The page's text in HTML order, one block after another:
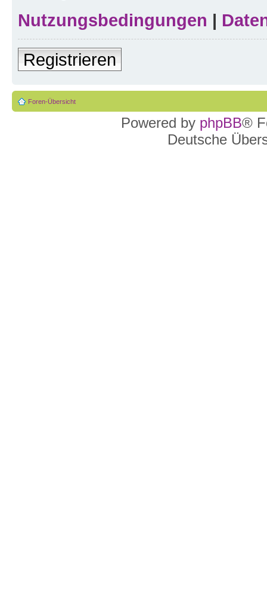
Nutzungsbedingungen |
Registrieren
Foren-Übersicht
Powered by phpBB®
Deutsche